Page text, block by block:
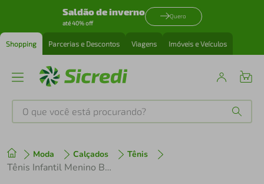
Saldão de inverno
até 40% off
Quero
Shopping Parcerias e Descontos Viagens Imóveis e Veículos
O que você está procurando?
Moda Calçados Tênis
Tênis Infantil Menino B College Bibi 1241060 Branco/Verm/Preto
1º tenis